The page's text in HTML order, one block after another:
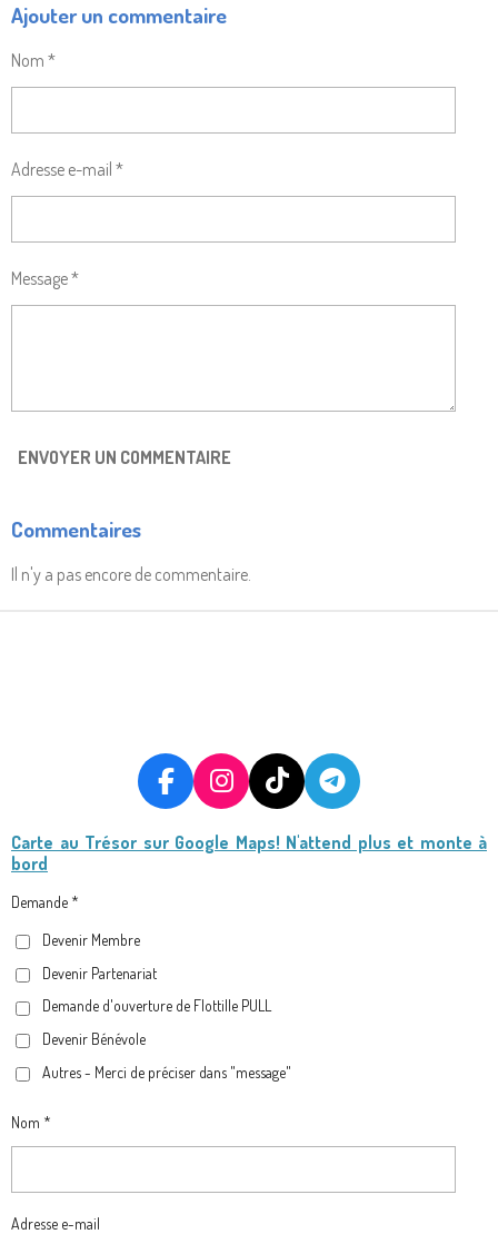
T
A
E
R
T
A
R
T
A
R
T
A
R
Ajouter un commentaire
Nom *
Adresse e-mail *
Message *
ENVOYER UN COMMENTAIRE
Commentaires
Il n'y a pas encore de commentaire.
F
C
I
S
M
T
K
T
L
Carte au Trésor sur Google Maps! N'attend plus et monte à
bord
Demande *
Devenir Membre
Devenir Partenariat
Demande d'ouverture de Flottille PULL
Devenir Bénévole
Autres - Merci de préciser dans "message"
Nom *
Adresse e-mail